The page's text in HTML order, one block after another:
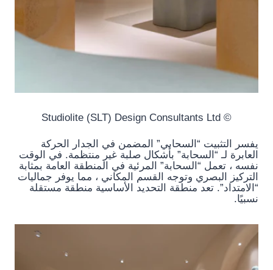
© Studiolite (SLT) Design Consultants Ltd
يفسر التثبيت “السحابي” المضمن في الجدار الحركة
العابرة لـ “السحابة” بأشكال صلبة غير منتظمة. في الوقت
نفسه ، تعمل “السحابة” المرئية في المنطقة العامة بمثابة
التركيز البصري وتوجه القسم المكاني ، مما يوفر جماليات
“الامتداد”. تعد منطقة التحديد الأساسية منطقة مستقلة
نسبيًا.